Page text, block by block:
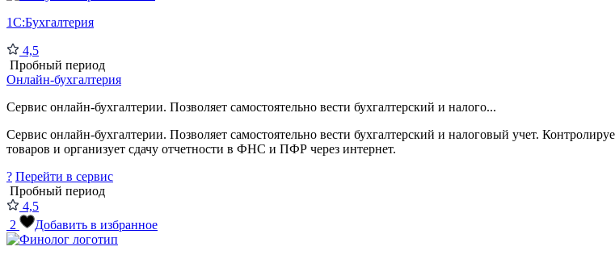
1С:Бухгалтерия
4,5
Пробный период
Онлайн-бухгалтерия
Сервис онлайн-бухгалтерии. Позволяет самостоятельно вести бухгалтерский и налого...
Сервис онлайн-бухгалтерии. Позволяет самостоятельно вести бухгалтерский и налоговый учет.
товаров и организует сдачу отчетности в ФНС и ПФР через интернет.
? Перейти в сервис
Пробный период
4,5
2
Добавить в избранное